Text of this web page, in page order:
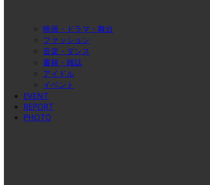
映画・ドラマ・舞台
ファッション
音楽・ダンス
書籍・雑誌
アイドル
イベント
EVENT
REPORT
PHOTO